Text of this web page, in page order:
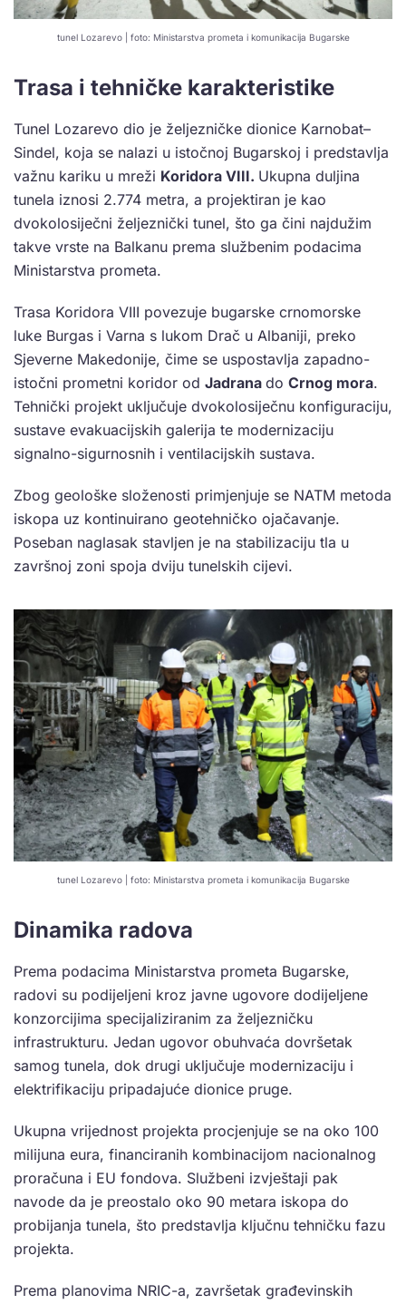
tunel Lozarevo | foto: Ministarstva prometa i komunikacija Bugarske
Trasa i tehničke karakteristike
Tunel Lozarevo dio je željezničke dionice Karnobat–
Sindel, koja se nalazi u istočnoj Bugarskoj i predstavlja
važnu kariku u mreži Koridora VIII. Ukupna duljina
tunela iznosi 2.774 metra, a projektiran je kao
dvokolosiječni željeznički tunel, što ga čini najdužim
takve vrste na Balkanu prema službenim podacima
Ministarstva prometa.
Trasa Koridora VIII povezuje bugarske crnomorske
luke Burgas i Varna s lukom Drač u Albaniji, preko
Sjeverne Makedonije, čime se uspostavlja zapadno-
istočni prometni koridor od Jadrana do Crnog mora.
Tehnički projekt uključuje dvokolosiječnu konfiguraciju,
sustave evakuacijskih galerija te modernizaciju
signalno-sigurnosnih i ventilacijskih sustava.
Zbog geološke složenosti primjenjuje se NATM metoda
iskopa uz kontinuirano geotehničko ojačavanje.
Poseban naglasak stavljen je na stabilizaciju tla u
završnoj zoni spoja dviju tunelskih cijevi.
tunel Lozarevo | foto: Ministarstva prometa i komunikacija Bugarske
Dinamika radova
Prema podacima Ministarstva prometa Bugarske,
radovi su podijeljeni kroz javne ugovore dodijeljene
konzorcijima specijaliziranim za željezničku
infrastrukturu. Jedan ugovor obuhvaća dovršetak
samog tunela, dok drugi uključuje modernizaciju i
elektrifikaciju pripadajuće dionice pruge.
Ukupna vrijednost projekta procjenjuje se na oko 100
milijuna eura, financiranih kombinacijom nacionalnog
proračuna i EU fondova. Službeni izvještaji pak
navode da je preostalo oko 90 metara iskopa do
probijanja tunela, što predstavlja ključnu tehničku fazu
projekta.
Prema planovima NRIC-a, završetak građevinskih